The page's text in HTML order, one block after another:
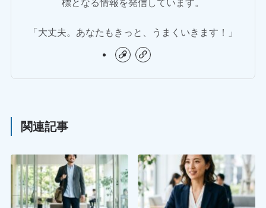
標となる情報を発信しています。
「大丈夫。あなたもきっと、うまくいきます！」
関連記事